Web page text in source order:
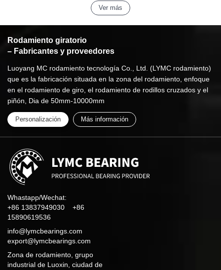
Ver más
Rodamiento giratorio
– Fabricantes y proveedores
Luoyang MC rodamiento tecnología Co., Ltd. (LYMC rodamiento)
que es la fabricación situada en la zona del rodamiento, enfoque
en el rodamiento de giro, el rodamiento de rodillos cruzados y el
piñón, Dia de 50mm-10000mm
Personalización Más información
Whastapp/Wechat:
+86 13837949030 +86
15890619536
info@lymcbearings.com
export@lymcbearings.com
Zona de rodamiento, grupo
industrial de Luoxin, ciudad de